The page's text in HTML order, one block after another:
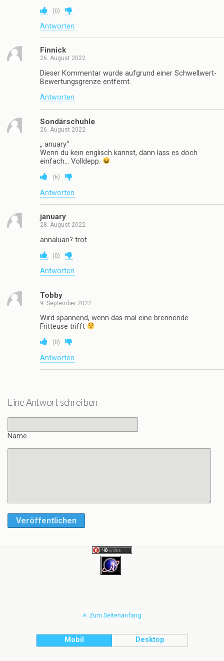
(0)
Antworten
Finnick
26. August 2022
Dieser Kommentar wurde aufgrund einer Schwellwert-
Bewertungsgrenze entfernt.
Antworten
Sondärschuhle
26. August 2022
„ anuary“
Wenn du kein englisch kannst, dann lass es doch
einfach… Volldepp.
(6)
Antworten
january
28. August 2022
annaluari? tröt
(0)
Antworten
Tobby
9. September 2022
Wird spannend, wenn das mal eine brennende
Fritteuse trifft
(0)
Antworten
Eine Antwort schreiben
Name
Veröffentlichen
Zum Seitenanfang
Mobil Desktop